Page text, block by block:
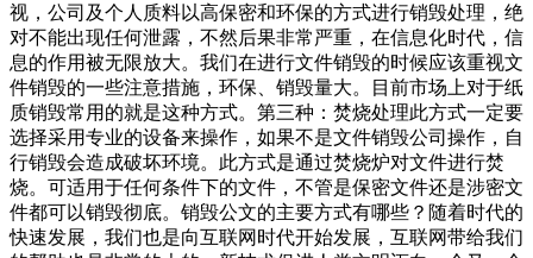
视，公司及个人质料以高保密和环保的方式进行销毁处理，绝
对不能出现任何泄露，不然后果非常严重，在信息化时代，信
息的作用被无限放大。我们在进行文件销毁的时候应该重视文
件销毁的一些注意措施，环保、销毁量大。目前市场上对于纸
质销毁常用的就是这种方式。第三种：焚烧处理此方式一定要
选择采用专业的设备来操作，如果不是文件销毁公司操作，自
行销毁会造成破坏环境。此方式是通过焚烧炉对文件进行焚
烧。可适用于任何条件下的文件，不管是保密文件还是涉密文
件都可以销毁彻底。销毁公文的主要方式有哪些？随着时代的
快速发展，我们也是向互联网时代开始发展，互联网带给我们